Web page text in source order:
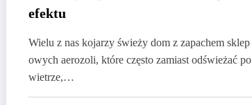
efektu
Wielu z nas kojarzy świeży dom z zapachem sklep
owych aerozoli, które często zamiast odświeżać po
wietrze,…